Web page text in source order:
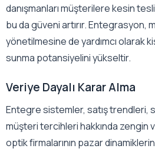
danışmanları müşterilere kesin
bu da güveni artırır. Entegrasyon,
yönetilmesine de yardımcı olarak
sunma potansiyelini yükseltir.
Veriye Dayalı Karar Alma
Entegre sistemler, satış trendleri,
müşteri tercihleri hakkında zengin
optik firmalarının pazar